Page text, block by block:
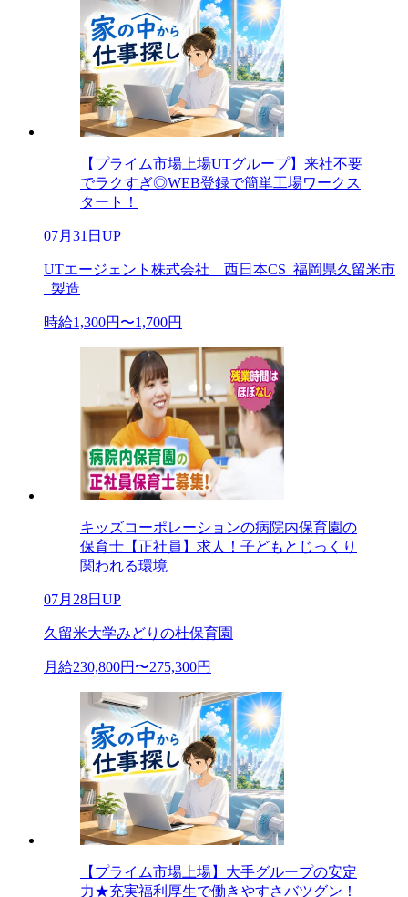
【プライム市場上場UTグループ】来社不要
でラクすぎ◎WEB登録で簡単工場ワークス
タート！
07月31日UP
UTエージェント株式会社 西日本CS_福岡県久留米市
_製造
時給1,300円〜1,700円
キッズコーポレーションの病院内保育園の
保育士【正社員】求人！子どもとじっくり
関われる環境
07月28日UP
久留米大学みどりの杜保育園
月給230,800円〜275,300円
【プライム市場上場】大手グループの安定
力★充実福利厚生で働きやすさバツグン！